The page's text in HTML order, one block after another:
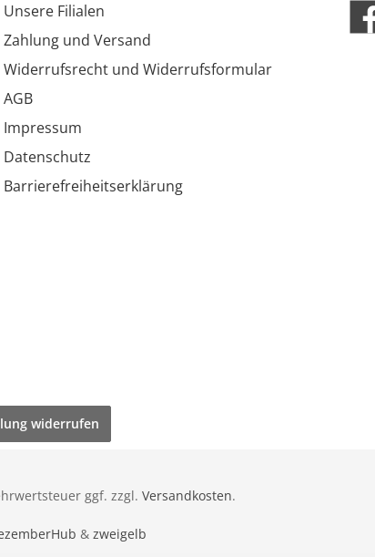
Unsere Filialen
Zahlung und Versand
Widerrufsrecht und Widerrufsformular
AGB
Impressum
Datenschutz
Barrierefreiheitserklärung
widerrufen
ggf. zzgl. Versandkosten.
& zweigelb